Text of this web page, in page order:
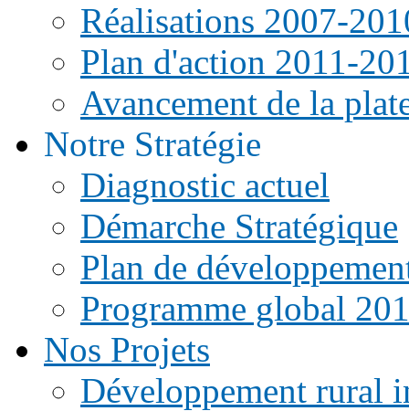
Réalisations 2007-
Plan d'action 2011-
Avancement de la
Notre Stratégie
Diagnostic actuel
Démarche Stratégique
Plan de
Programme global
Nos Projets
Développement rural